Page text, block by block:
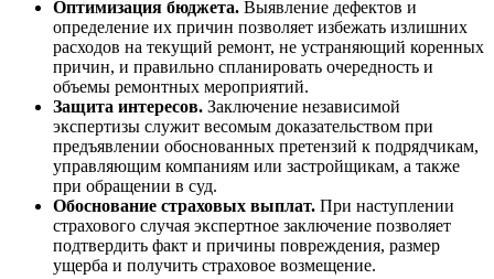
Оптимизация бюджета. Выявление дефектов и
определение их причин позволяет избежать излишних
расходов на текущий ремонт, не устраняющий коренных
причин, и правильно спланировать очередность и
объемы ремонтных мероприятий.
Защита интересов. Заключение независимой
экспертизы служит весомым доказательством при
предъявлении обоснованных претензий к подрядчикам,
управляющим компаниям или застройщикам, а также
при обращении в суд.
Обоснование страховых выплат. При наступлении
страхового случая экспертное заключение позволяет
подтвердить факт и причины повреждения, размер
ущерба и получить страховое возмещение.